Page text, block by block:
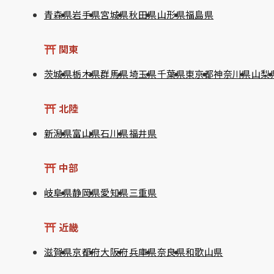
青森県岩手県宮城県秋田県山形県福島県
関東
茨城県栃木県群馬県埼玉県千葉県東京都神奈川県山梨
北陸
新潟県富山県石川県福井県
中部
岐阜県静岡県愛知県三重県
近畿
滋賀県京都府大阪府兵庫県奈良県和歌山県